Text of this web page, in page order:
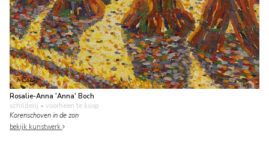
Rosalie-Anna 'Anna' Boch
schilderij • voorheen te koop
Korenschoven in de zon
bekijk kunstwerk